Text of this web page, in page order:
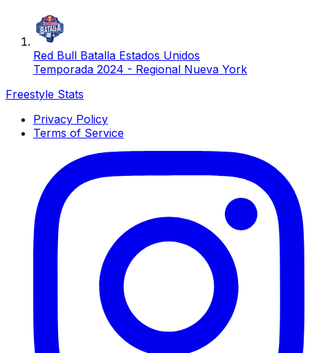
Red Bull Batalla Estados Unidos
Temporada 2024 - Regional Nueva York
Freestyle Stats
Privacy Policy
Terms of Service